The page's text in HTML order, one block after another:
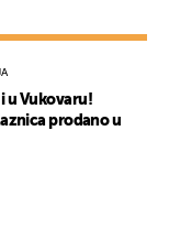
u Vukovaru!
prodano u